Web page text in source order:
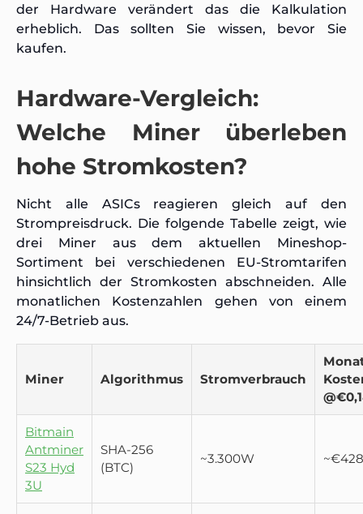
der Hardware verändert das die Kalkulation
erheblich. Das sollten Sie wissen, bevor Sie
kaufen.
Hardware-Vergleich:
Welche Miner überleben
hohe Stromkosten?
Nicht alle ASICs reagieren gleich auf den
Strompreisdruck. Die folgende Tabelle zeigt, wie
drei Miner aus dem aktuellen Mineshop-
Sortiment bei verschiedenen EU-Stromtarifen
hinsichtlich der Stromkosten abschneiden. Alle
monatlichen Kostenzahlen gehen von einem
24/7-Betrieb aus.
Miner Algorithmus Stromverbrauch
Bitmain
Antminer
S23 Hyd
3U
SHA-256
(BTC)
~3.300W ~€428